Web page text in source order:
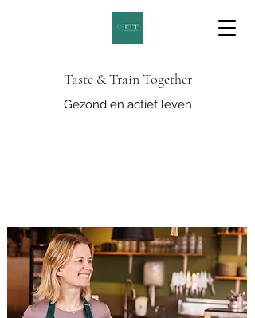
Taste & Train Together
Gezond en actief leven